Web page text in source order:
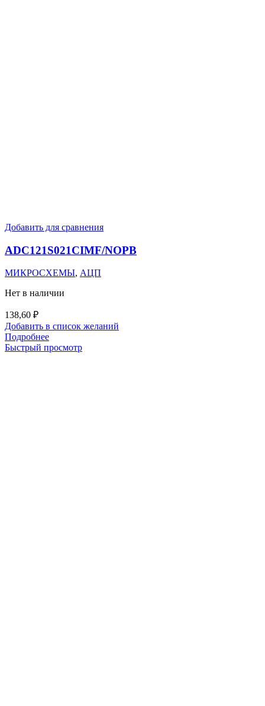
Добавить для сравнения
ADC121S021CIMF/NOPB
МИКРОСХЕМЫ, АЦП
Нет в наличии
138,60 ₽
Добавить в список желаний
Подробнее
Быстрый просмотр